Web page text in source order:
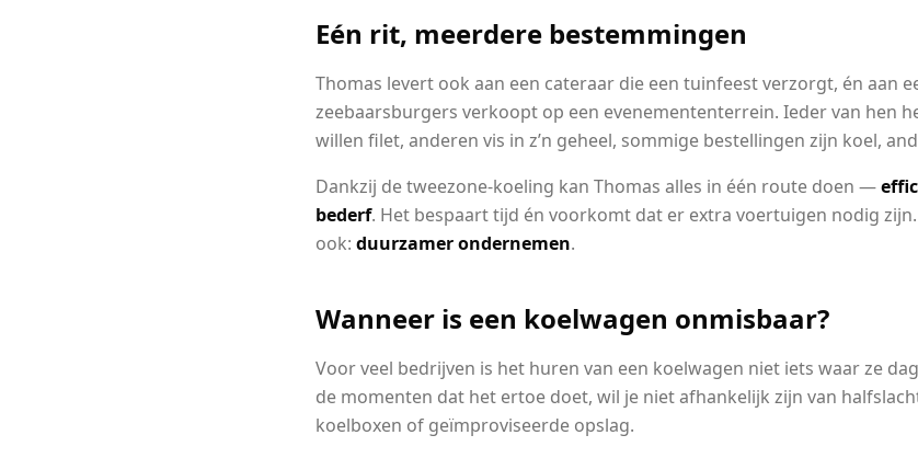
Eén rit, meerdere bestemmingen
Thomas levert ook aan een cateraar die een tuinfeest verzorgt, én aan
zeebaarsburgers verkoopt op een evenemententerrein. Ieder van hen
willen filet, anderen vis in z’n geheel, sommige bestellingen zijn koel,
Dankzij de tweezone-koeling kan Thomas alles in één route doen —
bederf. Het bespaart tijd én voorkomt dat er extra voertuigen nodig
ook: duurzamer ondernemen.
Wanneer is een koelwagen onmisbaar?
Voor veel bedrijven is het huren van een koelwagen niet iets waar ze
de momenten dat het ertoe doet, wil je niet afhankelijk zijn van
koelboxen of geïmproviseerde opslag.